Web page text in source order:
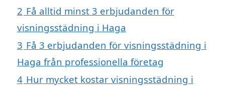
2 Få alltid minst 3 erbjudanden för
visningsstädning i Haga
3 Få 3 erbjudanden för visningsstädning i
Haga från professionella företag
4 Hur mycket kostar visningsstädning i